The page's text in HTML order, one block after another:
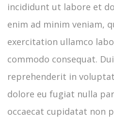
incididunt ut labore et
enim ad minim veniam,
exercitation ullamco
commodo consequat.
reprehenderit in
dolore eu fugiat nulla
occaecat cupidatat non